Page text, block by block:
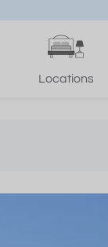
Locations